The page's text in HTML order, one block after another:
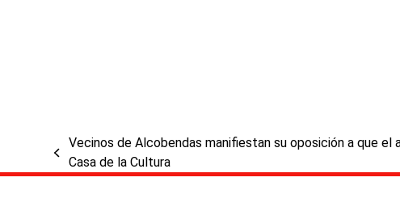
previous
post:
Vecinos de Alcobendas manifiestan su oposición a que el
Casa de la Cultura